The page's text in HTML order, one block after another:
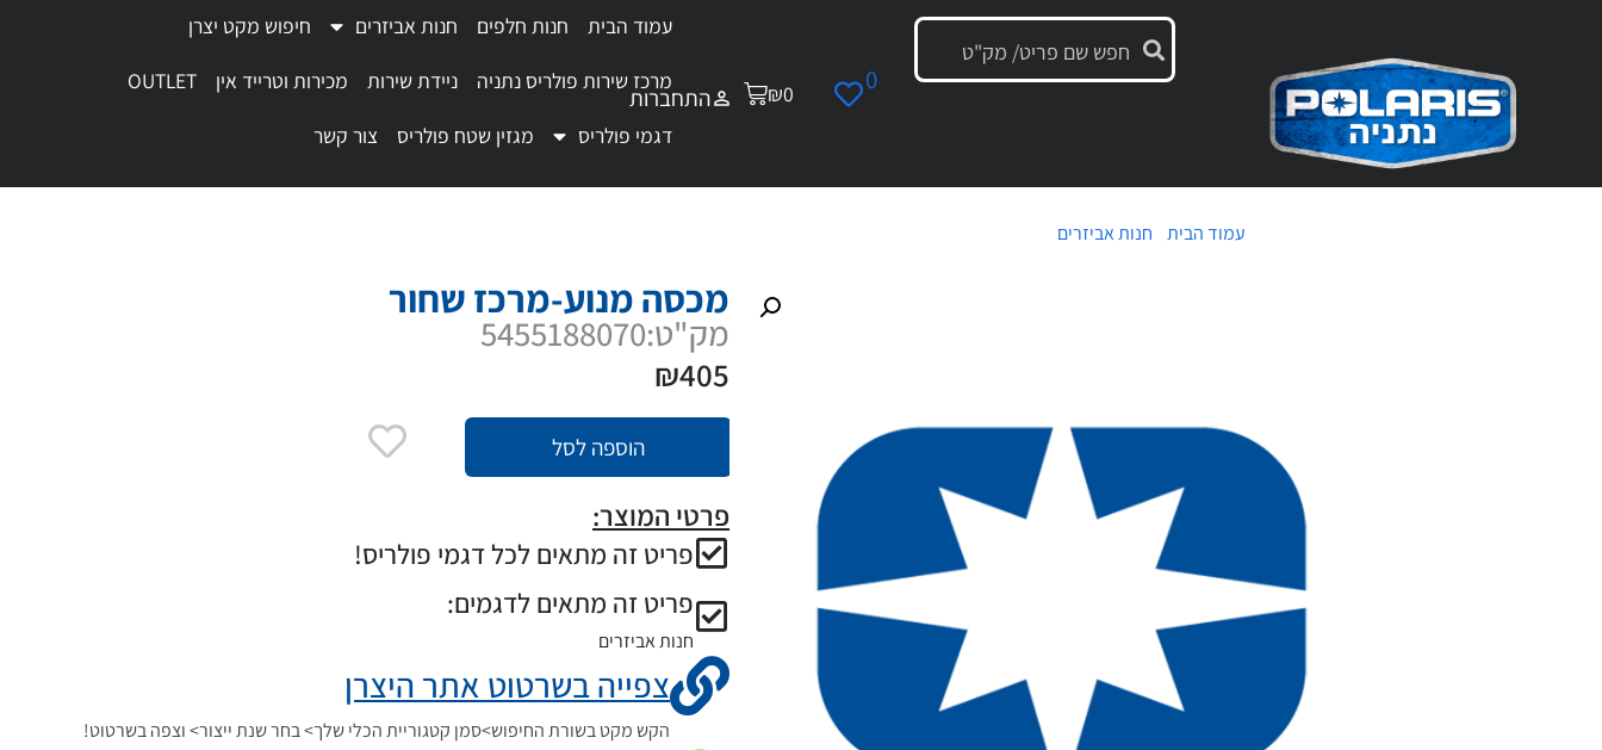
0
₪0 התחברות
עמוד הבית חנות חלפים חנות אביזרים
חיפוש מקט יצרן
מרכז שירות פולריס נתניה
ניידת שירות מכירות וטרייד אין
OUTLET
דגמי פולריס
מגזין שטח פולריס צור קשר
מכסה מנוע-מרכז שחור
מק"ט:5455188070
₪405
הוספה לסל
פרטי המוצר:
פריט זה מתאים לכל דגמי פולריס!
פריט זה מתאים לדגמים:
חנות אביזרים
צפייה בשרטוט אתר היצרן
הקש מקט בשורת החיפוש>סמן קטגוריית הכלי שלך> בחר שנת ייצור> וצפה בשרטוט!
עמוד הבית/ חנות אביזרים